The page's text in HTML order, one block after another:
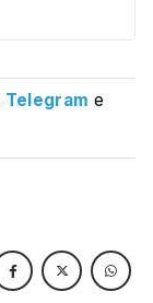
Telegram e